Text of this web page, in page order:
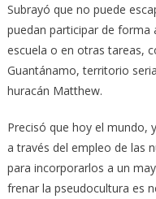
Subrayó que no puede
puedan participar de forma
escuela o en otras tareas,
Guantánamo, territorio
huracán Matthew.
Precisó que hoy el mundo,
a través del empleo de las
para incorporarlos a un
frenar la pseudocultura es